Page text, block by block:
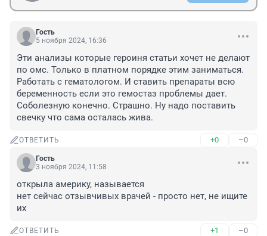
Гость
5 ноября 2024, 16:36
Эти анализы которые героиня статьи хочет не делают
по омс. Только в платном порядке этим заниматься.
Работать с гематологом. И ставить препараты всю
беременность если это гемостаз проблемы дает.
Соболезную конечно. Страшно. Ну надо поставить
свечку что сама осталась жива.
ОТВЕТИТЬ +0 –0
Гость
3 ноября 2024, 11:58
открыла америку, называется
нет сейчас отзывчивых врачей - просто нет, не ищите
их
ОТВЕТИТЬ +1 –0